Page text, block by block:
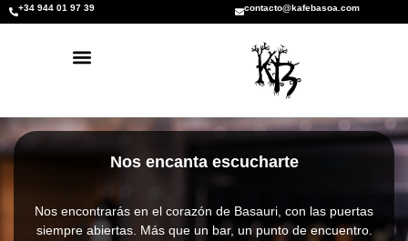
+34 944 01 97 39 contacto@kafebasoa.com
Nos encanta escucharte
Nos encontrarás en el corazón de Basauri, con las puertas
siempre abiertas. Más que un bar, un punto de encuentro.